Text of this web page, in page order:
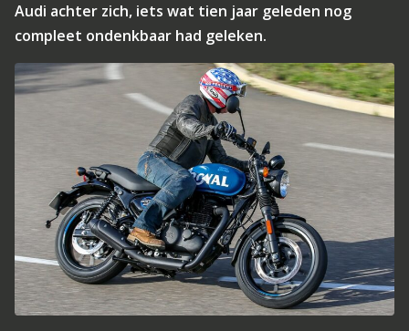
Audi achter zich, iets wat tien jaar geleden nog
compleet ondenkbaar had geleken.